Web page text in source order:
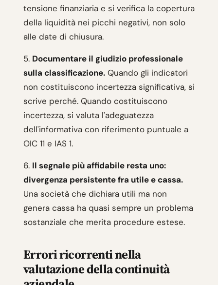
tensione finanziaria e si verifica la copertura
della liquidità nei picchi negativi, non solo
alle date di chiusura.
5. Documentare il giudizio professionale
sulla classificazione. Quando gli indicatori
non costituiscono incertezza significativa, si
scrive perché. Quando costituiscono
incertezza, si valuta l'adeguatezza
dell'informativa con riferimento puntuale a
OIC 11 e IAS 1.
6. Il segnale più affidabile resta uno:
divergenza persistente fra utile e cassa.
Una società che dichiara utili ma non
genera cassa ha quasi sempre un problema
sostanziale che merita procedure estese.
Errori ricorrenti nella
valutazione della continuità